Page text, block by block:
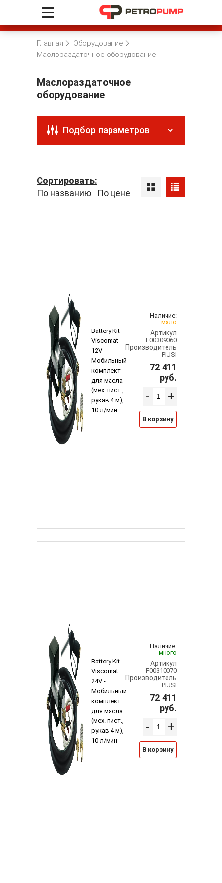
Главная
Оборудование
Маслораздаточное оборудование
Маслораздаточное
оборудование
Подбор параметров
Сортировать:
По названию
По цене
Battery Kit
Viscomat
12V -
Мобильный
комплект
для масла
(мех. пист.,
рукав 4 м),
10 л/мин
Наличие:
мало
Артикул
F00309060
Производитель
PIUSI
72 411
руб.
- +
В корзину
Battery Kit
Viscomat
24V -
Мобильный
комплект
для масла
(мех. пист.,
рукав 4 м),
10 л/мин
Наличие:
много
Артикул
F00310070
Производитель
PIUSI
72 411
руб.
- +
В корзину